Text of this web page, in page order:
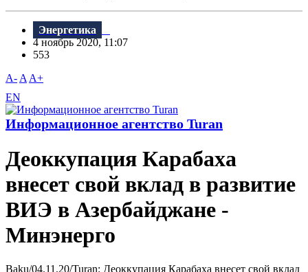
Энергетика
4 ноябрь 2020, 11:07
553
A- A A+
EN
Информационное агентство Turan
Деоккупация Карабаха
внесет свой вклад в развитие
ВИЭ в Азербайджане -
Минэнерго
Baku/04.11.20/Turan: Деоккупация Карабаха внесет свой вклад